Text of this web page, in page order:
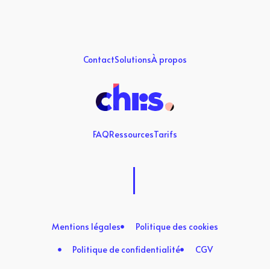
ContactSolutionsÀ propos
FAQRessourcesTarifs
Mentions légales
Politique des cookies
Politique de confidentialité
CGV